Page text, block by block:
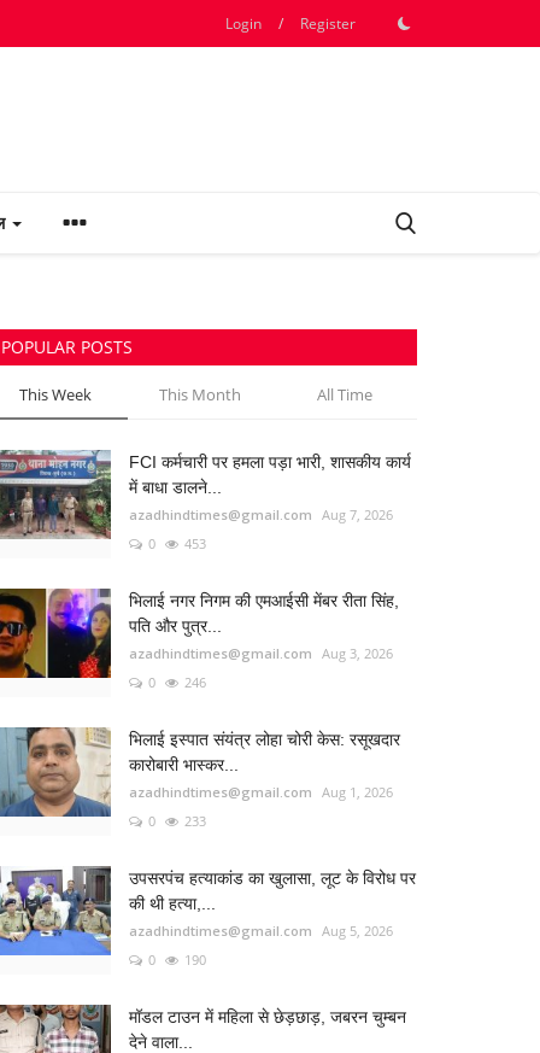
Login / Register
POPULAR POSTS
This Week This Month All Time
FCI कर्मचारी पर हमला पड़ा भारी, शासकीय कार्य
में बाधा डालने...
azadhindtimes@gmail.com Aug 7, 2026
0
453
भिलाई नगर निगम की एमआईसी मेंबर रीता सिंह,
पति और पुत्र...
azadhindtimes@gmail.com Aug 3, 2026
0
246
भिलाई इस्पात संयंत्र लोहा चोरी केस: रसूखदार
कारोबारी भास्कर...
azadhindtimes@gmail.com Aug 1, 2026
0
233
उपसरपंच हत्याकांड का खुलासा, लूट के विरोध पर
की थी हत्या,...
azadhindtimes@gmail.com Aug 5, 2026
0
190
मॉडल टाउन में महिला से छेड़छाड़, जबरन चुम्बन
देने वाला...